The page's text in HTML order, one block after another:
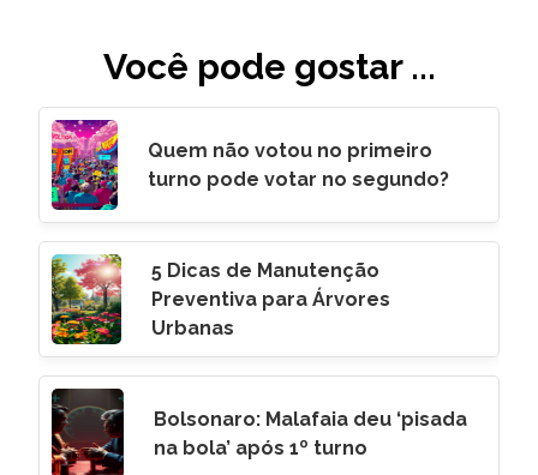
Você pode gostar ...
Quem não votou no primeiro
turno pode votar no segundo?
5 Dicas de Manutenção
Preventiva para Árvores
Urbanas
Bolsonaro: Malafaia deu ‘pisada
na bola’ após 1º turno